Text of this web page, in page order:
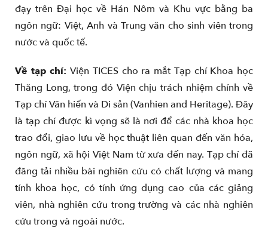
đạy trên Đại học về Hán Nôm và Khu vực bằng ba
ngôn ngữ: Việt, Anh và Trung văn cho sinh viên trong
nước và quốc tế.
Về tạp chí: Viện TICES cho ra mắt Tạp chí Khoa học
Thăng Long, trong đó Viện chịu trách nhiệm chính về
Tạp chí Văn hiến và Di sản (Vanhien and Heritage). Đây
là tạp chí được kì vọng sẽ là nơi để các nhà khoa học
trao đổi, giao lưu về học thuật liên quan đến văn hóa,
ngôn ngữ, xã hội Việt Nam từ xưa đến nay. Tạp chí đã
đăng tải nhiều bài nghiên cứu có chất lượng và mang
tính khoa học, có tính ứng dụng cao của các giảng
viên, nhà nghiên cứu trong trường và các nhà nghiên
cứu trong và ngoài nước.